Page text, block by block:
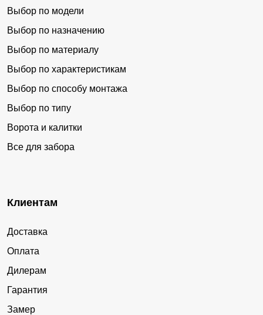
Выбор по модели
Выбор по назначению
Выбор по материалу
Выбор по характеристикам
Выбор по способу монтажа
Выбор по типу
Ворота и калитки
Все для забора
Клиентам
Доставка
Оплата
Дилерам
Гарантия
Замер